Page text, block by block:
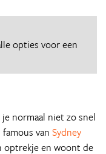
opties voor een
normaal niet zo snel
van Sydney
optrekje en woont de